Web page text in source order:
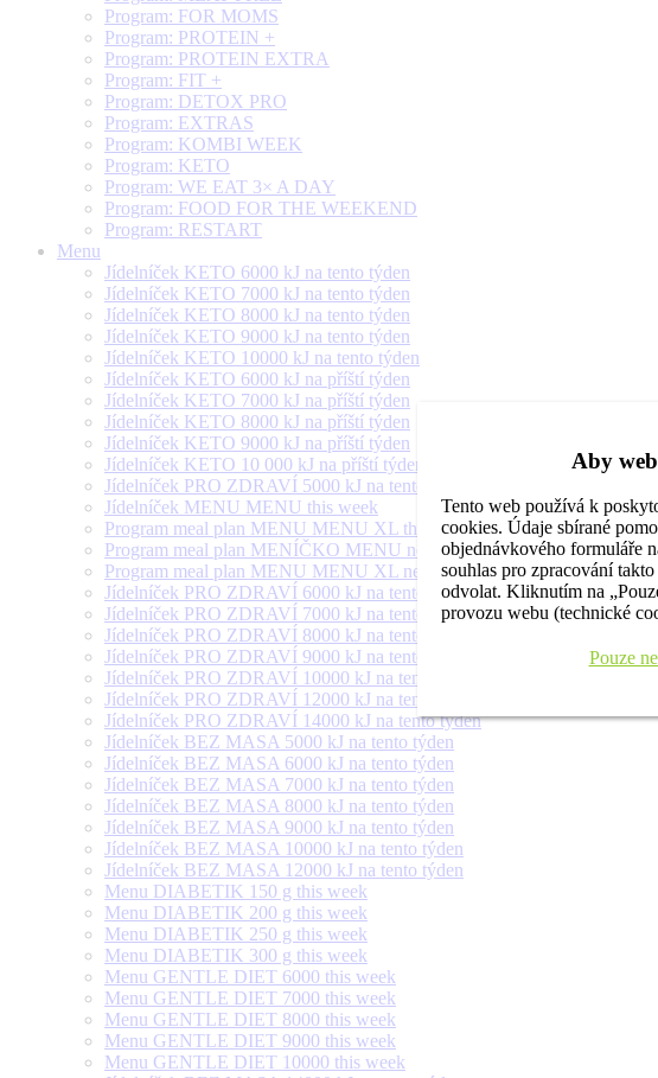
Aby
Tento web používá k
cookies. Údaje sbírané
objednávkového formuláře
souhlas pro zpracování
odvolat. Kliknutím na
provozu webu (technické
Pouze
Program: FOR MOMS
Program: PROTEIN +
Program: PROTEIN EXTRA
Program: FIT +
Program: DETOX PRO
Program: EXTRAS
Program: KOMBI WEEK
Program: KETO
Program: WE EAT 3× A DAY
Program: FOOD FOR THE WEEKEND
Program: RESTART
Menu
Jídelníček KETO 6000 kJ na tento týden
Jídelníček KETO 7000 kJ na tento týden
Jídelníček KETO 8000 kJ na tento týden
Jídelníček KETO 9000 kJ na tento týden
Jídelníček KETO 10000 kJ na tento týden
Jídelníček KETO 6000 kJ na příští týden
Jídelníček KETO 7000 kJ na příští týden
Jídelníček KETO 8000 kJ na příští týden
Jídelníček KETO 9000 kJ na příští týden
Jídelníček KETO 10 000 kJ na příští týden
Jídelníček PRO ZDRAVÍ 5000 kJ na tento týden
Jídelníček MENU MENU this week
Program meal plan MENU MENU XL this week
Program meal plan MENÍČKO MENU next week
Program meal plan MENU MENU XL next week
Jídelníček PRO ZDRAVÍ 6000 kJ na tento týden
Jídelníček PRO ZDRAVÍ 7000 kJ na tento týden
Jídelníček PRO ZDRAVÍ 8000 kJ na tento týden
Jídelníček PRO ZDRAVÍ 9000 kJ na tento týden
Jídelníček PRO ZDRAVÍ 10000 kJ na tento týden
Jídelníček PRO ZDRAVÍ 12000 kJ na tento týden
Jídelníček PRO ZDRAVÍ 14000 kJ na tento týden
Jídelníček BEZ MASA 5000 kJ na tento týden
Jídelníček BEZ MASA 6000 kJ na tento týden
Jídelníček BEZ MASA 7000 kJ na tento týden
Jídelníček BEZ MASA 8000 kJ na tento týden
Jídelníček BEZ MASA 9000 kJ na tento týden
Jídelníček BEZ MASA 10000 kJ na tento týden
Jídelníček BEZ MASA 12000 kJ na tento týden
Menu DIABETIK 150 g this week
Menu DIABETIK 200 g this week
Menu DIABETIK 250 g this week
Menu DIABETIK 300 g this week
Menu GENTLE DIET 6000 this week
Menu GENTLE DIET 7000 this week
Menu GENTLE DIET 8000 this week
Menu GENTLE DIET 9000 this week
Menu GENTLE DIET 10000 this week